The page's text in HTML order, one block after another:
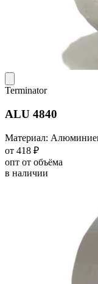
Terminator
ALU 4840
Материал:
от 418 ₽
опт от объёма
в наличии